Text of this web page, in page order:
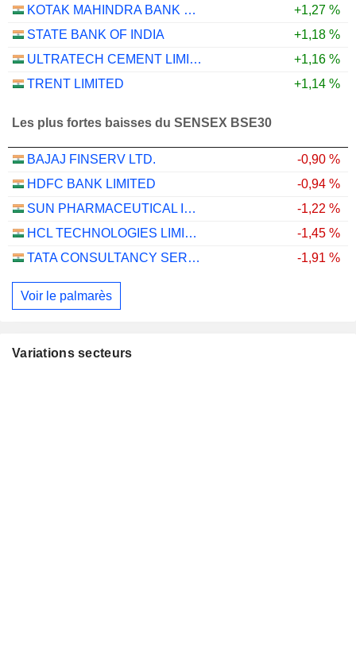
KOTAK MAHINDRA BANK LIMITED
+1,27 %
STATE BANK OF INDIA
+1,18 %
ULTRATECH CEMENT LIMITED
+1,16 %
TRENT LIMITED
+1,14 %
Les plus fortes baisses du SENSEX BSE30
BAJAJ FINSERV LTD.
-0,90 %
HDFC BANK LIMITED
-0,94 %
SUN PHARMACEUTICAL INDUSTRIES LTD.
-1,22 %
HCL TECHNOLOGIES LIMITED
-1,45 %
TATA CONSULTANCY SERVICES LTD.
-1,91 %
Voir le palmarès
Variations secteurs